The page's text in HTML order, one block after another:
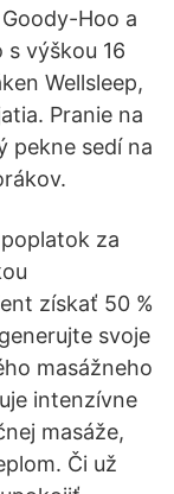
Hoo a
s výškou 16
Wellsleep,
Pranie na
pekne sedí na
za
získať 50 %
svoje
masážneho
intenzívne
masáže,
Či už